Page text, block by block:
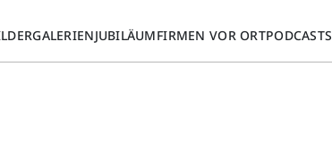
JUBILÄUMFIRMEN VOR ORTPODCASTS